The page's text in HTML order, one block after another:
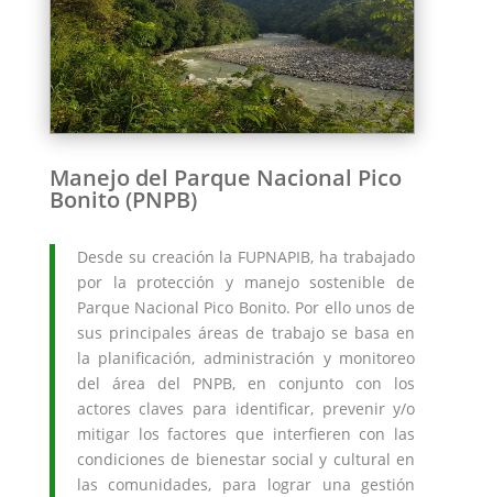
Manejo del Parque Nacional Pico
Bonito (PNPB)
Desde su creación la FUPNAPIB, ha trabajado
por la protección y manejo sostenible de
Parque Nacional Pico Bonito. Por ello unos de
sus principales áreas de trabajo se basa en
la planificación, administración y monitoreo
del área del PNPB, en conjunto con los
actores claves para identificar, prevenir y/o
mitigar los factores que interfieren con las
condiciones de bienestar social y cultural en
las comunidades, para lograr una gestión